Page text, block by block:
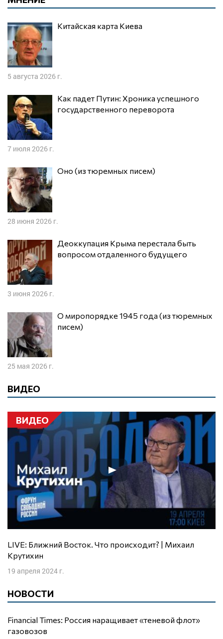
Китайская карта Киева
5 августа 2026 г.
Как падет Путин: Хроника успешного
государственного переворота
7 июля 2026 г.
Оно (из тюремных писем)
28 июня 2026 г.
Деоккупация Крыма перестала быть
вопросом отдаленного будущего
3 июня 2026 г.
О миропорядке 1945 года (из тюремных
писем)
25 мая 2026 г.
ВИДЕО
ВИДЕО
LIVE: Ближний Восток. Что происходит? | Михаил
Крутихин
19 апреля 2024 г.
НОВОСТИ
Financial Times: Россия наращивает «теневой флот»
газовозов